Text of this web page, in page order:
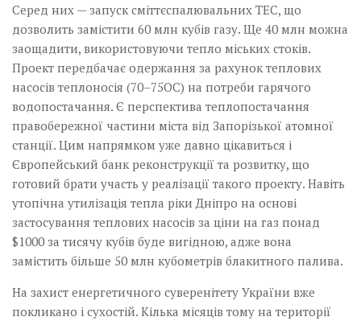
Серед них — запуск сміттєспалювальних ТЕС, що
дозволить замістити 60 млн кубів газу. Ще 40 млн можна
заощадити, використовуючи тепло міських стоків.
Проект передбачає одержання за рахунок теплових
насосів теплоносія (70–75ОС) на потреби гарячого
водопостачання. Є перспектива теплопостачання
правобережної частини міста від Запорізької атомної
станції. Цим напрямком уже давно цікавиться і
Європейський банк реконструкції та розвитку, що
готовий брати участь у реалізації такого проекту. Навіть
утопічна утилізація тепла ріки Дніпро на основі
застосування теплових насосів за ціни на газ понад
$1000 за тисячу кубів буде вигідною, адже вона
замістить більше 50 млн кубометрів блакитного палива.
На захист енергетичного суверенітету України вже
покликано і сухостій. Кілька місяців тому на території